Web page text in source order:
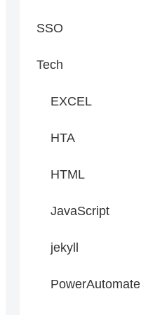
SSO
Tech
EXCEL
HTA
HTML
JavaScript
jekyll
PowerAutomate